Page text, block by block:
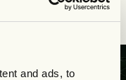
and ads, to
följande trupp till